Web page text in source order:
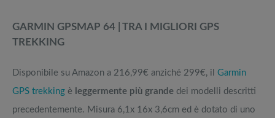
GARMIN GPSMAP 64 | TRA I MIGLIORI GPS
TREKKING
Disponibile su Amazon a 216,99€ anziché 299€, il Garmin
GPS trekking è leggermente più grande dei modelli descritti
precedentemente. Misura 6,1x 16x 3,6cm ed è dotato di uno